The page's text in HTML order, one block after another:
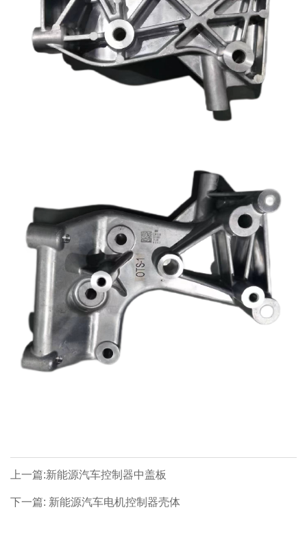
上一篇:新能源汽车控制器中盖板
下一篇: 新能源汽车电机控制器壳体